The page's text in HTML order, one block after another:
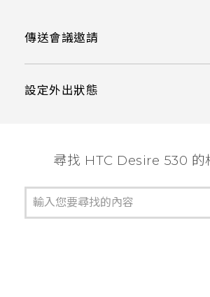
傳送會議邀請
設定外出狀態
尋找 HTC Desire 530 的